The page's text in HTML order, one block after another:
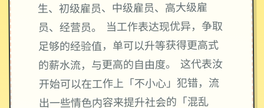
生、初级雇员、中级雇员、高大级雇
员、经营员。 当工作表达现优异，争取
足够的经验值，单可以升等获得更高式
的薪水流，与更高的自由度。 这代表汝
开始可以在工作上「不小心」犯错，流
出一些情色内容来提升社会的「混乱